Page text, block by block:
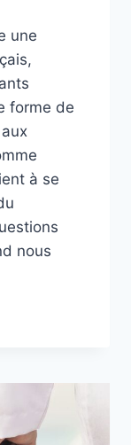
une
forme de
à se
nous